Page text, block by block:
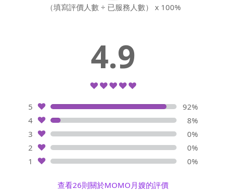
（填寫評價人數 ÷ 已服務人數） x 100%
4.9
5
92%
4
8%
3
0%
2
0%
1
0%
查看26則關於MOMO月嫂的評價